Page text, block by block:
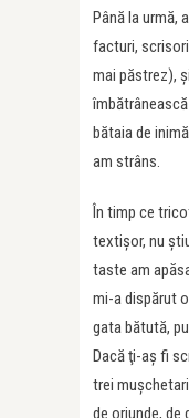
Până la urmă,
facturi,
mai păstrez),
bătaia de
am strâns.
În timp ce
textişor, nu
taste am
mi-a dispărut
gata bătută,
Dacă ţi-aş fi
trei
de oriunde, de